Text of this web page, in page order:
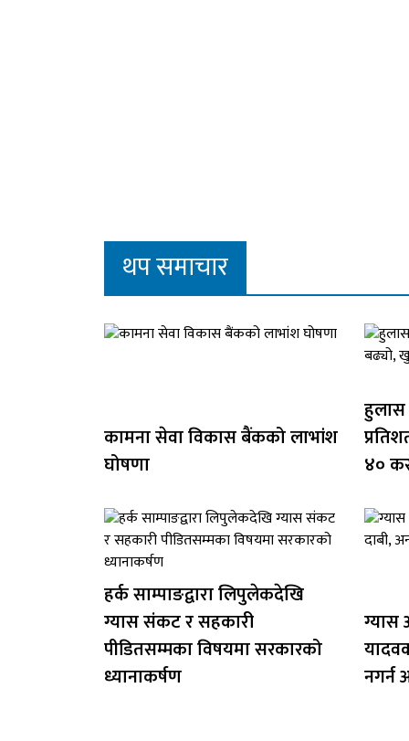
थप समाचार
कामना सेवा विकास बैंकको लाभांश
घोषणा
हुलास
४०
हर्क साम्पाङद्वारा लिपुलेकदेखि
ग्यास संकट र सहकारी
पीडितसम्मका विषयमा सरकारको
ध्यानाकर्षण
ग्यास
नगर्न